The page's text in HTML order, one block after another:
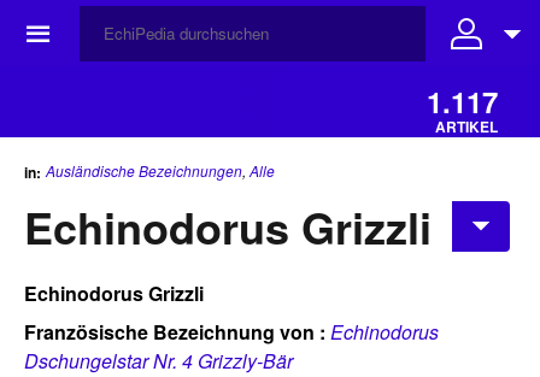
☰
1.117
ARTIKEL
in: Ausländische Bezeichnungen, Alle
Echinodorus Grizzli
Echinodorus Grizzli
Französische Bezeichnung von : Echinodorus
Dschungelstar Nr. 4 Grizzly-Bär